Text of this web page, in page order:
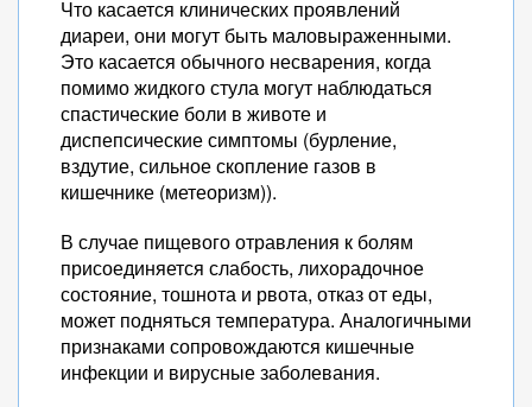
Что касается клинических проявлений
диареи, они могут быть маловыраженными.
Это касается обычного несварения, когда
помимо жидкого стула могут наблюдаться
спастические боли в животе и
диспепсические симптомы (бурление,
вздутие, сильное скопление газов в
кишечнике (метеоризм)).
В случае пищевого отравления к болям
присоединяется слабость, лихорадочное
состояние, тошнота и рвота, отказ от еды,
может подняться температура. Аналогичными
признаками сопровождаются кишечные
инфекции и вирусные заболевания.